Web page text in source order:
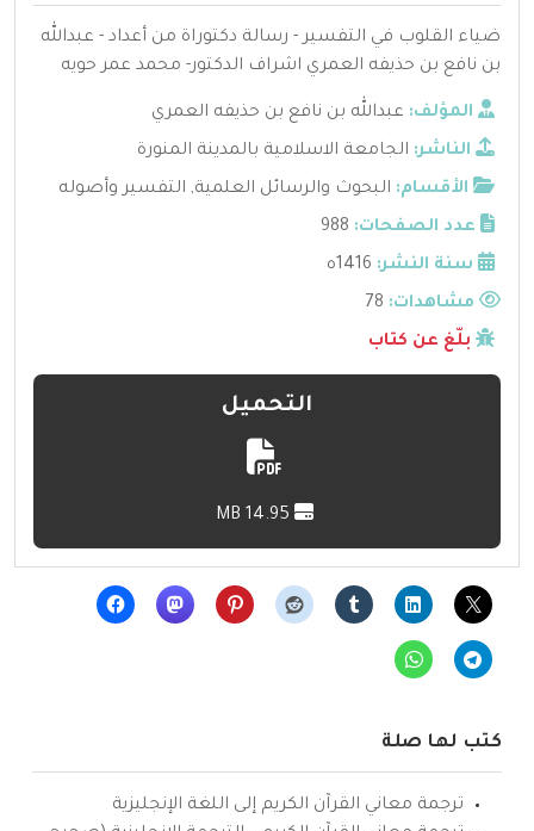
ضياء القلوب في التفسير - رسالة دكتوراة من أعداد - عبدالله
بن نافع بن حذيفه العمري اشراف الدكتور- محمد عمر حويه
المؤلف: عبدالله بن نافع بن حذيفه العمري
الناشر: الجامعة الاسلامية بالمدينة المنورة
الأقسام: البحوث والرسائل العلمية, التفسير وأصوله
عدد الصفحات: 988
سنة النشر: 1416ه
مشاهدات:
بلّغ عن كتاب
التحميل
كتب لها صلة
ترجمة معاني القرآن الكريم إلى اللغة الإنجليزية